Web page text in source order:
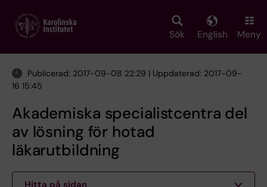
main
Sök English Meny
Publicerad: 2017-09-08 22:29 | Uppdaterad: 2017-09-
16 15:45
Akademiska specialistcentra del
av lösning för hotad
läkarutbildning
Hitta på sidan